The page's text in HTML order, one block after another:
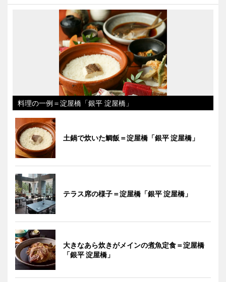
料理の一例＝淀屋橋「銀平 淀屋橋」
土鍋で炊いた鯛飯＝淀屋橋「銀平 淀屋橋」
テラス席の様子＝淀屋橋「銀平 淀屋橋」
大きなあら炊きがメインの煮魚定食＝淀屋橋
「銀平 淀屋橋」